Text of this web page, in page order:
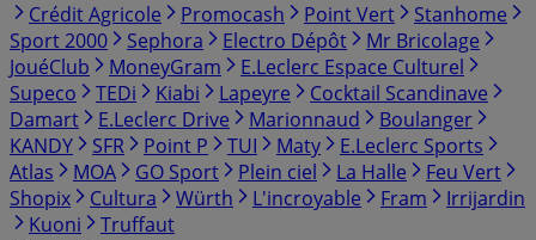
Crédit Agricole
Promocash Point Vert
Stanhome
Sport 2000
Sephora Electro Dépôt
Mr Bricolage
JouéClub
MoneyGram
E.Leclerc Espace Culturel
Supeco
TEDi Kiabi Lapeyre
Cocktail Scandinave
Damart
E.Leclerc Drive Marionnaud
Boulanger
KANDY
SFR Point P TUI Maty
E.Leclerc Sports
Atlas
MOA GO Sport Plein ciel La Halle
Feu Vert
Shopix
Cultura Würth L'incroyable Fram
Irrijardin
Kuoni
Truffaut